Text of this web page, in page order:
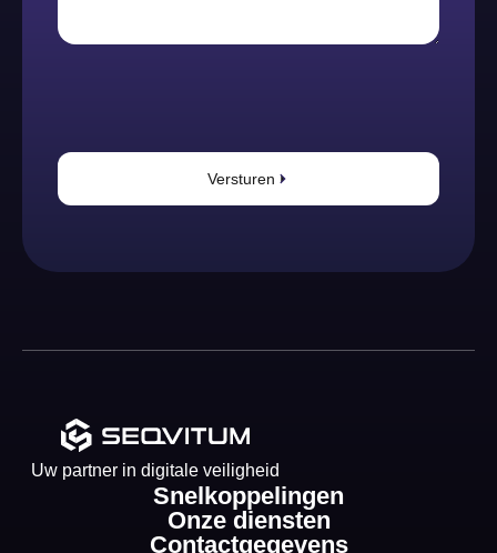
Versturen
Uw partner in digitale veiligheid
Snelkoppelingen
Onze diensten
Contactgegevens